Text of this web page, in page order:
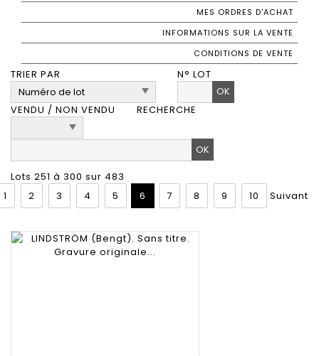
MES ORDRES D'ACHAT
INFORMATIONS SUR LA VENTE
CONDITIONS DE VENTE
TRIER PAR
N° LOT
OK
VENDU / NON VENDU
RECHERCHE
Lots 251 à 300 sur 483
1
2 3 4 5 6 7 8 9 10 Suivant